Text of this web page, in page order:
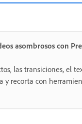
asombrosos con
las transiciones, el
y recorta con